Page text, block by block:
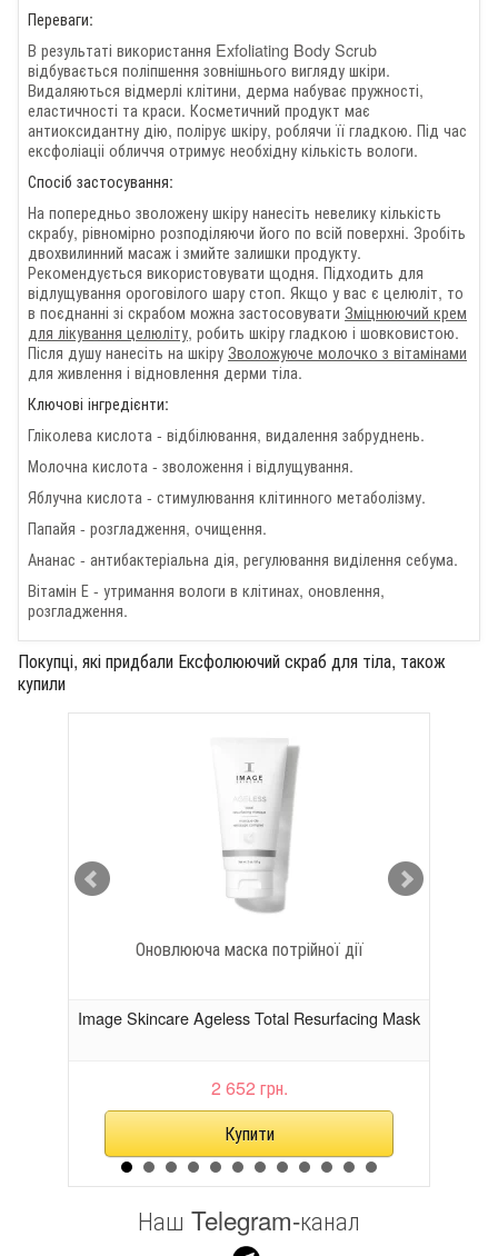
Переваги:
В результаті використання Exfoliating Body Scrub
відбувається поліпшення зовнішнього вигляду шкіри.
Видаляються відмерлі клітини, дерма набуває пружності,
еластичності та краси. Косметичний продукт має
антиоксидантну дію, полірує шкіру, роблячи її гладкою. Під час
ексфоліаціі обличчя отримує необхідну кількість вологи.
Спосіб застосування:
На попередньо зволожену шкіру нанесіть невелику кількість
скрабу, рівномірно розподіляючи його по всій поверхні. Зробіть
двохвилинний масаж і змийте залишки продукту.
Рекомендується використовувати щодня. Підходить для
відлущування ороговілого шару стоп. Якщо у вас є целюліт, то
в поєднанні зі скрабом можна застосовувати Зміцнюючий крем
для лікування целюліту, робить шкіру гладкою і шовковистою.
Після душу нанесіть на шкіруЗволожуюче молочко з вітамінами
для живлення і відновлення дерми тіла.
Ключові інгредієнти:
Гліколева кислота - відбілювання, видалення забруднень.
Молочна кислота - зволоження і відлущування.
Яблучна кислота - стимулювання клітинного метаболізму.
Папайя - розгладження, очищення.
Ананас - антибактеріальна дія, регулювання виділення себума.
Вітамін Е - утримання вологи в клітинах, оновлення,
розгладження.
Покупці, які придбали Ексфолюючий скраб для тіла, також
купили
Оновлююча маска потрійної дії
Image Skincare Ageless Total Resurfacing Mask
2 652 грн.
Наш Telegram-канал